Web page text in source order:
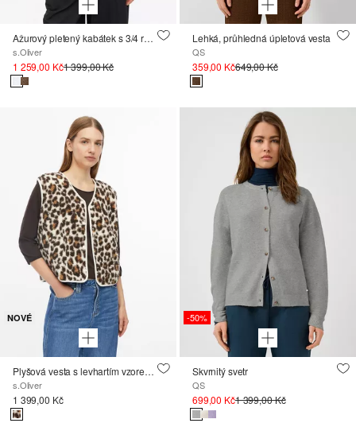
Ažurový pletený kabátek s 3/4 rukávy
s.Oliver
1 259,00 Kč1 399,00 Kč
Lehká, průhledná úpletová vesta
QS
359,00 Kč649,00 Kč
NOVÉ
Plyšová vesta s levhartím vzorem a volnějším střihem Relaxed Fit
s.Oliver
1 399,00 Kč
-50%
Skvrnitý svetr
QS
699,00 Kč1 399,00 Kč